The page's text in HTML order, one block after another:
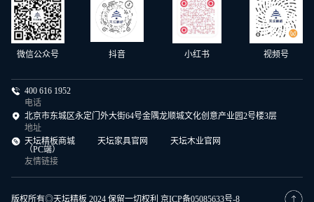
微信公众号 抖音 小红书 视频号
400 616 1952
电话
北京市东城区永定门外大街64号金隅龙顺城文化创意产业园2号楼3层
地址
天坛精板商城
（PC端）
天坛家具官网 天坛木业官网
友情链接
版权所有◎天坛精板 2024 保留一切权利 京ICP备05085633号-8